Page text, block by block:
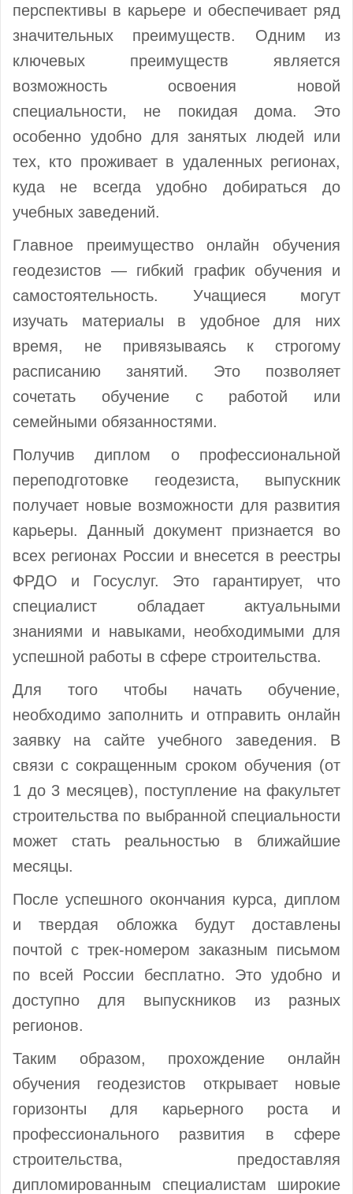
перспективы в карьере и обеспечивает ряд
значительных преимуществ. Одним из
ключевых преимуществ является
возможность освоения новой
специальности, не покидая дома. Это
особенно удобно для занятых людей или
тех, кто проживает в удаленных регионах,
куда не всегда удобно добираться до
учебных заведений.
Главное преимущество онлайн обучения
геодезистов — гибкий график обучения и
самостоятельность. Учащиеся могут
изучать материалы в удобное для них
время, не привязываясь к строгому
расписанию занятий. Это позволяет
сочетать обучение с работой или
семейными обязанностями.
Получив диплом о профессиональной
переподготовке геодезиста, выпускник
получает новые возможности для развития
карьеры. Данный документ признается во
всех регионах России и внесется в реестры
ФРДО и Госуслуг. Это гарантирует, что
специалист обладает актуальными
знаниями и навыками, необходимыми для
успешной работы в сфере строительства.
Для того чтобы начать обучение,
необходимо заполнить и отправить онлайн
заявку на сайте учебного заведения. В
связи с сокращенным сроком обучения (от
1 до 3 месяцев), поступление на факультет
строительства по выбранной специальности
может стать реальностью в ближайшие
месяцы.
После успешного окончания курса, диплом
и твердая обложка будут доставлены
почтой с трек-номером заказным письмом
по всей России бесплатно. Это удобно и
доступно для выпускников из разных
регионов.
Таким образом, прохождение онлайн
обучения геодезистов открывает новые
горизонты для карьерного роста и
профессионального развития в сфере
строительства, предоставляя
дипломированным специалистам широкие